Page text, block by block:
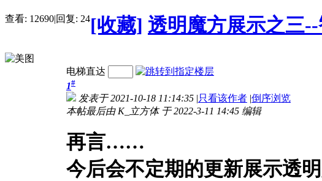
查看: 12690|回复: 24[收藏] 透明魔方展示之三
电梯直达
1#
发表于 2021-10-18 11:14:35 |只看该作者 |倒序浏览
本帖最后由 K_立方体 于 2022-3-11 14:45 编辑
再言……
今后会不定期的更新展示透